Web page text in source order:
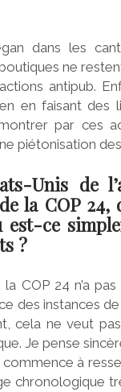
dans les
ne
antipub.
en faisant des
montrer par
piétonisation
Unis de
la COP
ce
?
COP 24 n’a
des instances
cela ne veut
Je pense
commence à
chronologique